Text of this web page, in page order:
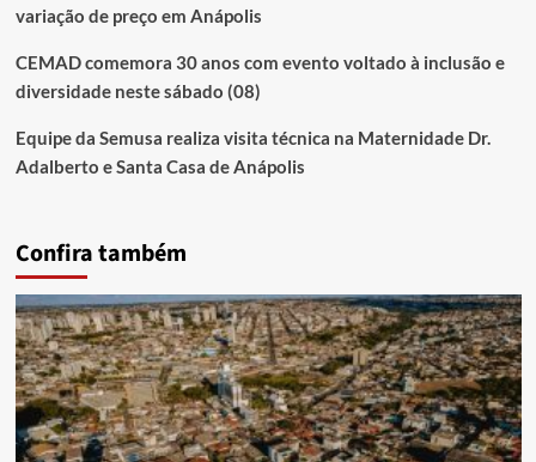
variação de preço em Anápolis
CEMAD comemora 30 anos com evento voltado à inclusão e
diversidade neste sábado (08)
Equipe da Semusa realiza visita técnica na Maternidade Dr.
Adalberto e Santa Casa de Anápolis
Confira também